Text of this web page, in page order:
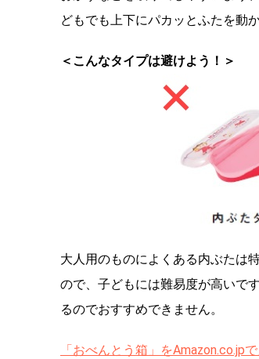
どもでも上下にパカッとふたを動
＜こんなタイプは避けよう！＞
大人用のものによくある内ぶたは
ので、子どもには難易度が高いで
るのでおすすめできません。
「おべんとう箱」をAmazon.co.jp